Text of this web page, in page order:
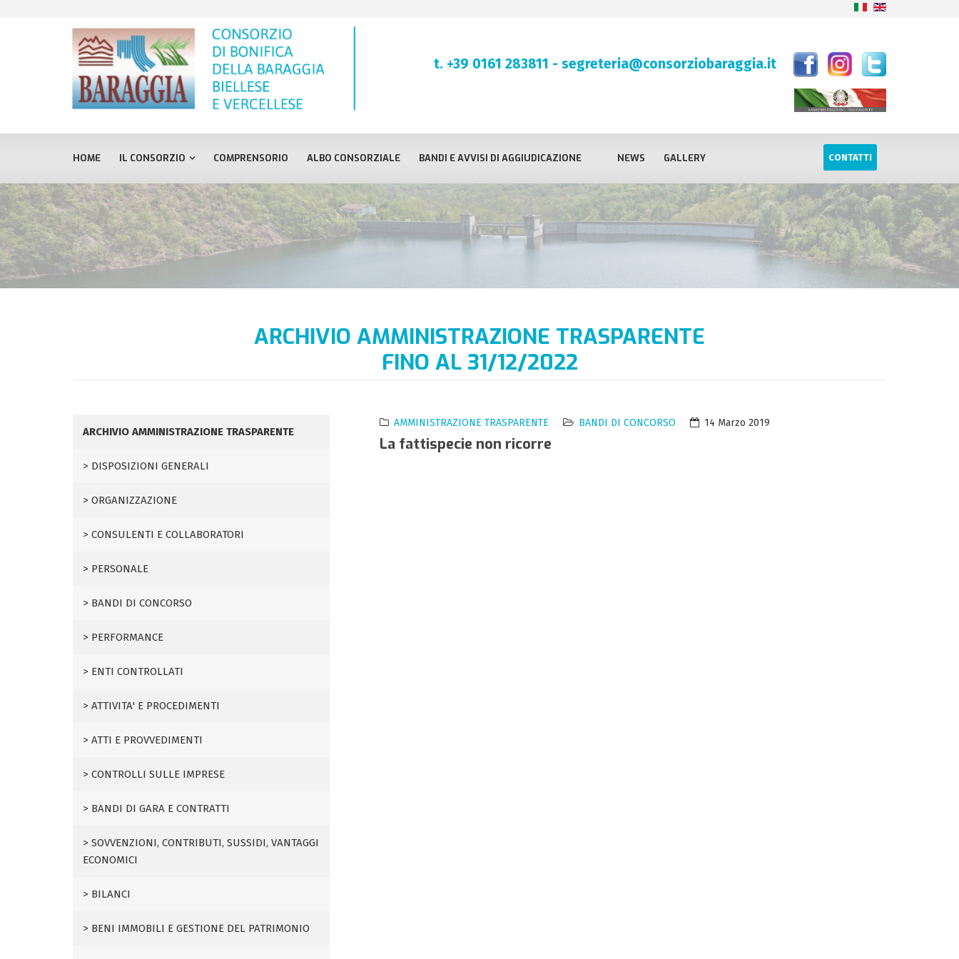
t. +39 0161 283811 - segreteria@consorziobaraggia.it
HOME IL CONSORZIO COMPRENSORIO ALBO CONSORZIALE BANDI E AVVISI DI AGGIUDICAZIONE NEWS GALLERY CONTATTI
ARCHIVIO AMMINISTRAZIONE TRASPARENTE
FINO AL 31/12/2022
ARCHIVIO AMMINISTRAZIONE TRASPARENTE
DISPOSIZIONI GENERALI
ORGANIZZAZIONE
CONSULENTI E COLLABORATORI
PERSONALE
BANDI DI CONCORSO
PERFORMANCE
ENTI CONTROLLATI
ATTIVITA' E PROCEDIMENTI
ATTI E PROVVEDIMENTI
CONTROLLI SULLE IMPRESE
BANDI DI GARA E CONTRATTI
SOVVENZIONI, CONTRIBUTI, SUSSIDI, VANTAGGI
ECONOMICI
BILANCI
BENI IMMOBILI E GESTIONE DEL PATRIMONIO
AMMINISTRAZIONE TRASPARENTE BANDI DI CONCORSO 14 Marzo 2019
La fattispecie non ricorre